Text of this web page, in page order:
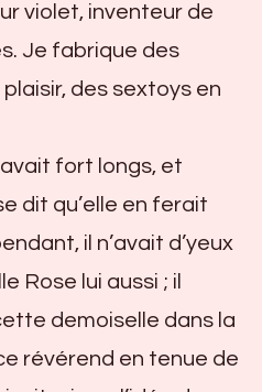
violet, inventeur de
Je fabrique des
des sextoys en
avait fort longs, et
dit qu’elle en ferait
il n’avait d’yeux
Rose lui aussi ; il
demoiselle dans la
révérend en tenue de